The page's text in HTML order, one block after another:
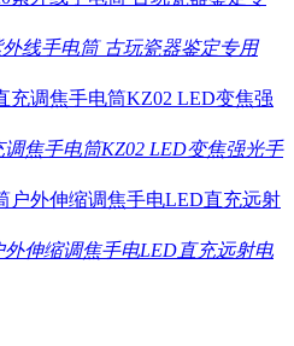
外线手电筒 古玩瓷器鉴定专用
调焦手电筒KZ02 LED变焦强光手
外伸缩调焦手电LED直充远射电